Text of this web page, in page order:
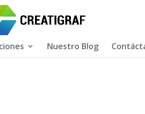
Nuestro Blog